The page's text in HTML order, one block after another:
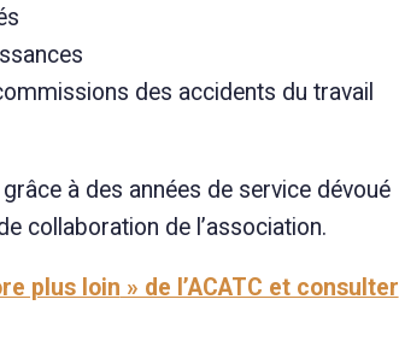
des accidents du travail
à des années de service dévoué
collaboration de l’association.
plus loin » de l’ACATC et consulter